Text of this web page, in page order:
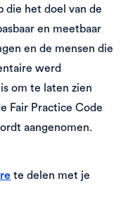
die het doel van de
en meetbaar
en de mensen die
werd
om te laten zien
Fair Practice Code
aangenomen.
te delen met je